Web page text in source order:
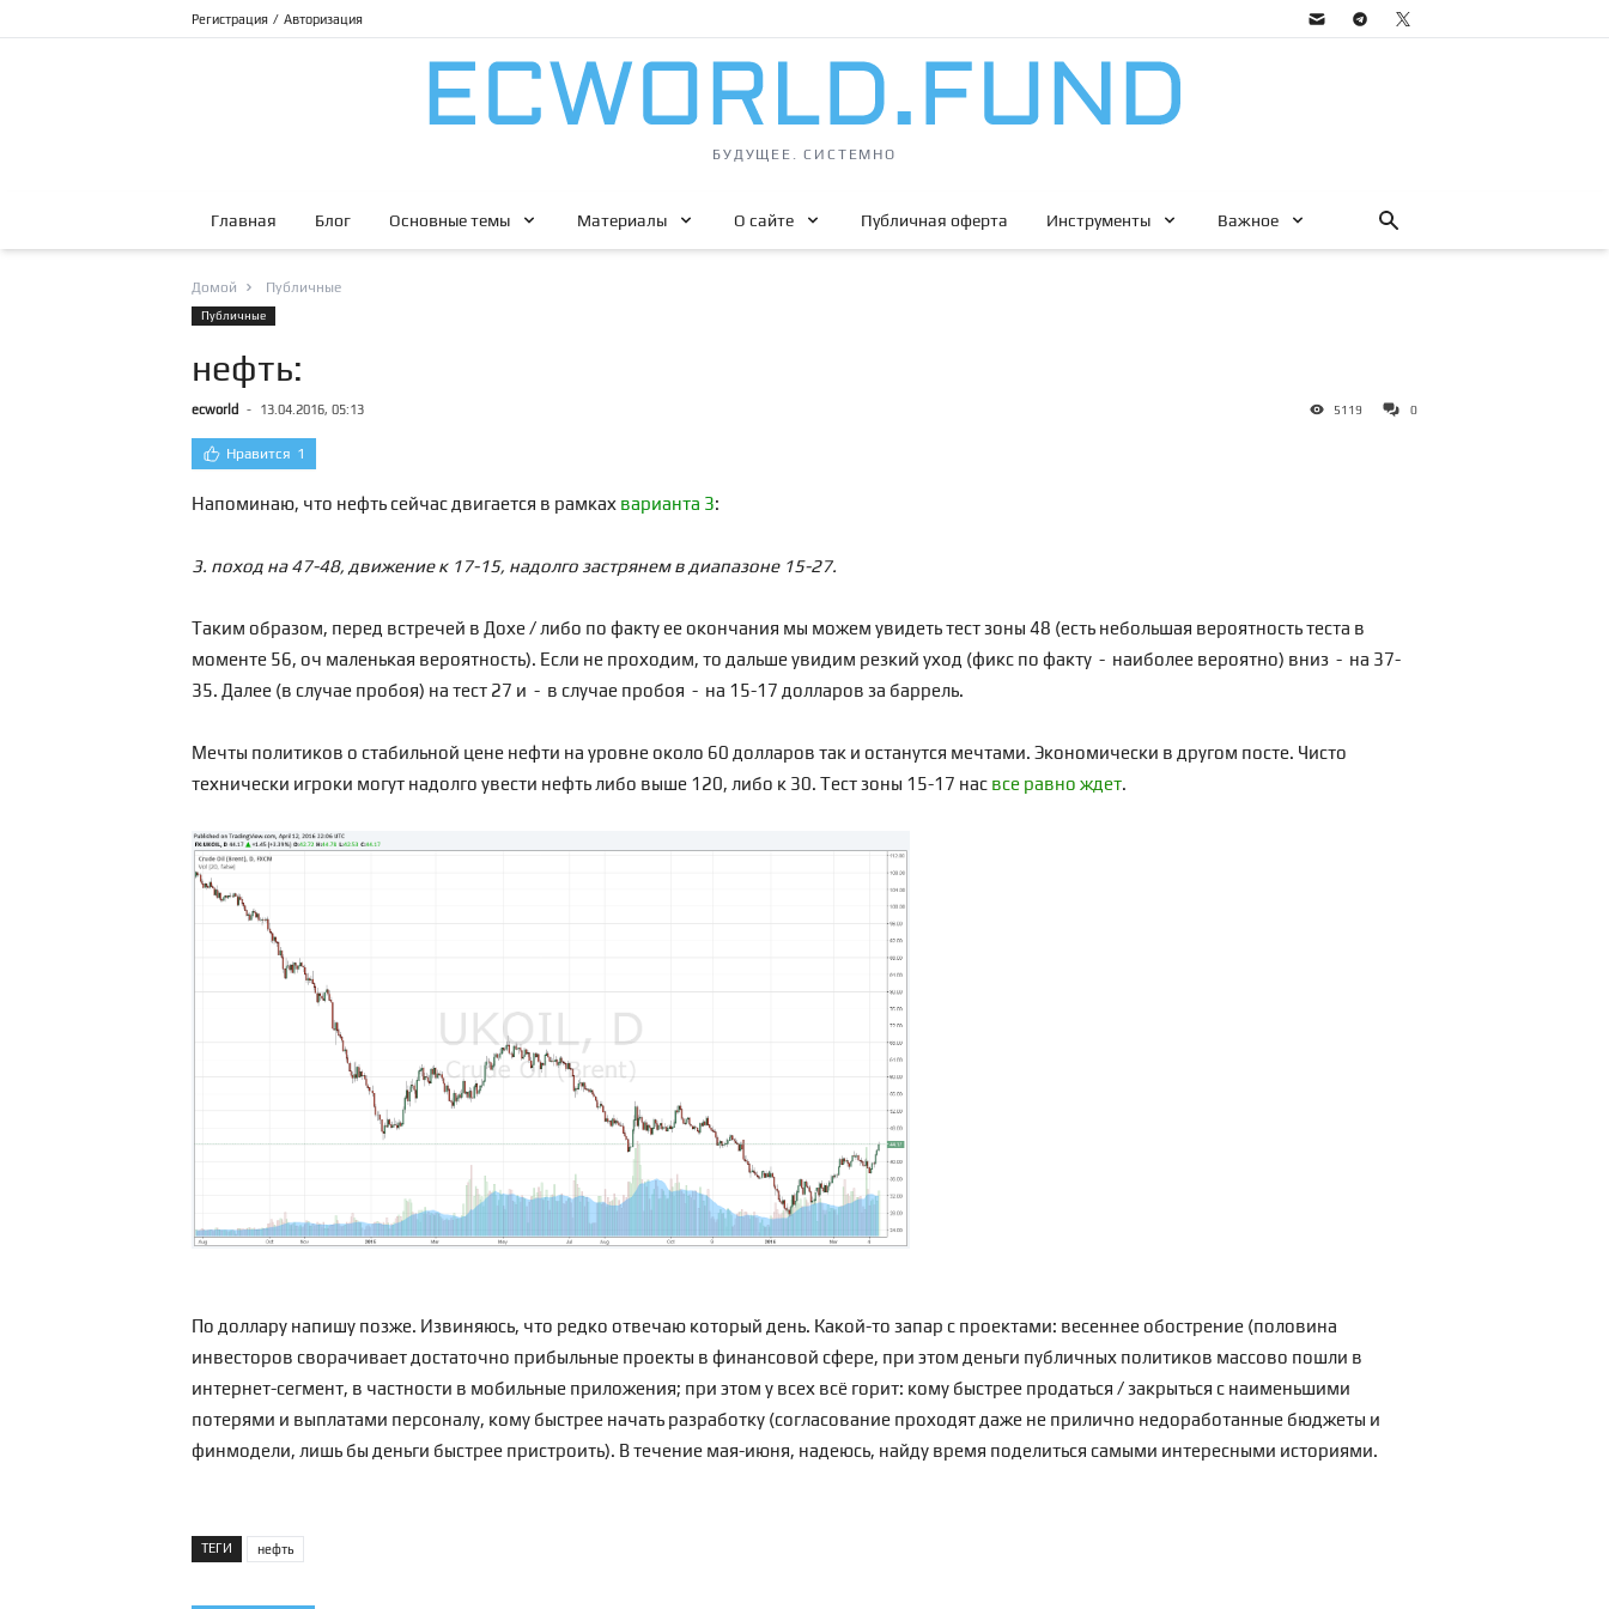
Регистрация / Авторизация
БУДУЩЕЕ. СИСТЕМНО
Главная Блог Основные темы Материалы О сайте Публичная оферта Инструменты Важное
Домой Публичные
Публичные
нефть:
ecworld - 13.04.2016, 05:13 5119 0
Нравится 1
Напоминаю, что нефть сейчас двигается в рамках варианта 3:
3. поход на 47-48, движение к 17-15, надолго застрянем в диапазоне 15-27.
Таким образом, перед встречей в Дохе / либо по факту ее окончания мы можем увидеть тест зоны 48 (есть небольшая вероятность теста в
моменте 56, оч маленькая вероятность). Если не проходим, то дальше увидим резкий уход (фикс по факту - наиболее вероятно) вниз - на 37-
35. Далее (в случае пробоя) на тест 27 и - в случае пробоя - на 15-17 долларов за баррель.
Мечты политиков о стабильной цене нефти на уровне около 60 долларов так и останутся мечтами. Экономически в другом посте. Чисто
технически игроки могут надолго увести нефть либо выше 120, либо к 30. Тест зоны 15-17 нас все равно ждет.
По доллару напишу позже. Извиняюсь, что редко отвечаю который день. Какой-то запар с проектами: весеннее обострение (половина
инвесторов сворачивает достаточно прибыльные проекты в финансовой сфере, при этом деньги публичных политиков массово пошли в
интернет-сегмент, в частности в мобильные приложения; при этом у всех всё горит: кому быстрее продаться / закрыться с наименьшими
потерями и выплатами персоналу, кому быстрее начать разработку (согласование проходят даже не прилично недоработанные бюджеты и
финмодели, лишь бы деньги быстрее пристроить). В течение мая-июня, надеюсь, найду время поделиться самыми интересными историями.
ТЕГИ нефть